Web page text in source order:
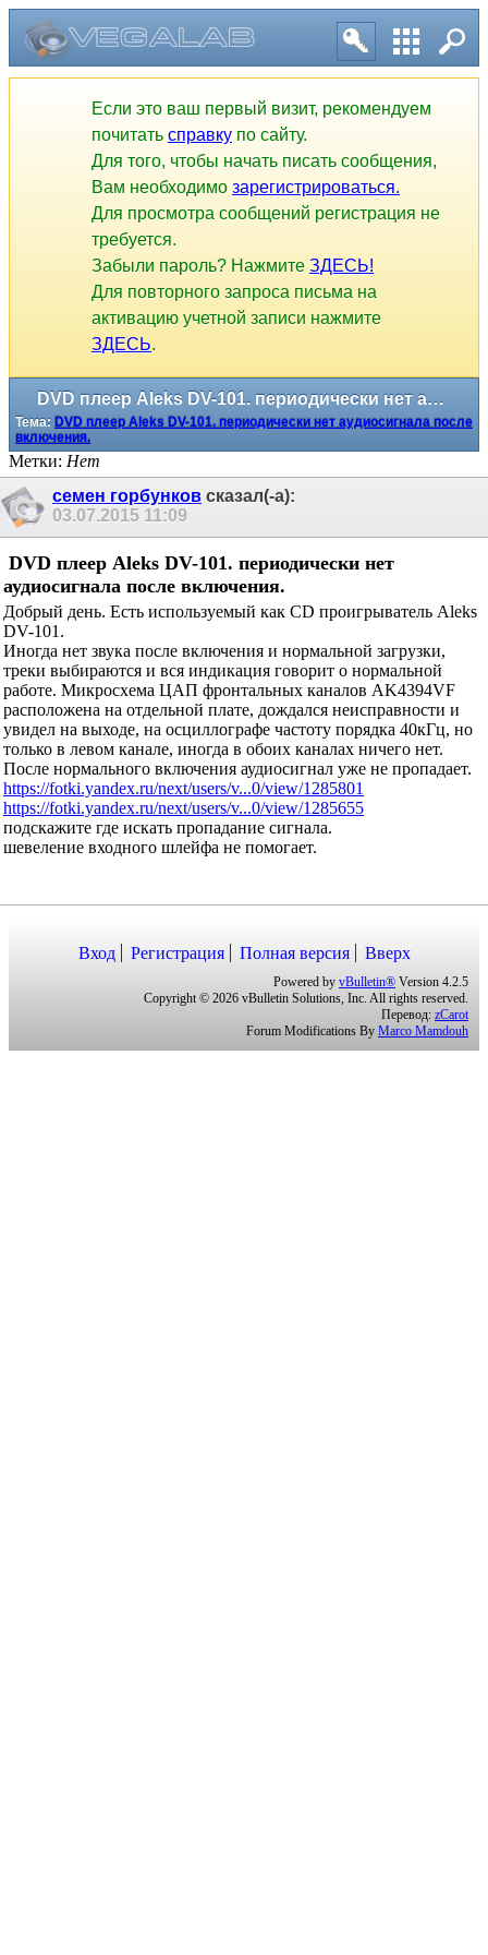
Если это ваш первый визит, рекомендуем
почитать справку по сайту.
Для того, чтобы начать писать сообщения,
Вам необходимо зарегистрироваться.
Для просмотра сообщений регистрация не
требуется.
Забыли пароль? Нажмите ЗДЕСЬ!
Для повторного запроса письма на
активацию учетной записи нажмите
ЗДЕСЬ.
DVD плеер Aleks DV-101. периодически нет аудиосигнала после включения.
Тема: DVD плеер Aleks DV-101. периодически нет аудиосигнала после
включения.
Метки: Нет
семен горбунков сказал(-а):
03.07.2015 11:09
DVD плеер Aleks DV-101. периодически нет
аудиосигнала после включения.
Добрый день. Есть используемый как CD проигрыватель Aleks
DV-101.
Иногда нет звука после включения и нормальной загрузки,
треки выбираются и вся индикация говорит о нормальной
работе. Микросхема ЦАП фронтальных каналов AK4394VF
расположена на отдельной плате, дождался неисправности и
увидел на выходе, на осциллографе частоту порядка 40кГц, но
только в левом канале, иногда в обоих каналах ничего нет.
После нормального включения аудиосигнал уже не пропадает.
https://fotki.yandex.ru/next/users/v...0/view/1285801
https://fotki.yandex.ru/next/users/v...0/view/1285655
подскажите где искать пропадание сигнала.
шевеление входного шлейфа не помогает.
Вход Регистрация Полная версия Вверх
Powered by vBulletin® Version 4.2.5
Copyright © 2026 vBulletin Solutions, Inc. All rights reserved.
Перевод: zCarot
Forum Modifications By Marco Mamdouh